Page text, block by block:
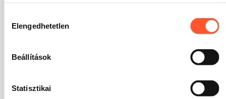
kiválasztása
Elengedhetetlen
Beállítások
Statisztikai
Gyakran ismételt kérdések (FAQ)
használatra?
Igen, feltéve, hogy a helyiség magassága
megfelelő. A belmagasságnak legalább 10%-kal